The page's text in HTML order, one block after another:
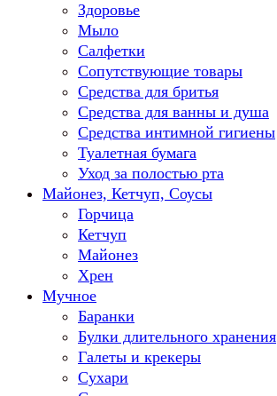
Здоровье
Мыло
Салфетки
Сопутствующие товары
Средства для бритья
Средства для ванны и душа
Средства интимной гигиены
Туалетная бумага
Уход за полостью рта
Майонез, Кетчуп, Соусы
Горчица
Кетчуп
Майонез
Хрен
Мучное
Баранки
Булки длительного хранения
Галеты и крекеры
Сухари